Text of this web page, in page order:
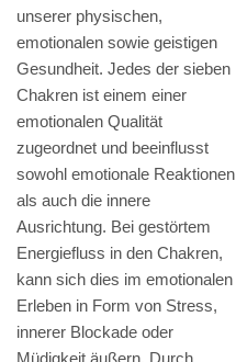
unserer physischen,
emotionalen sowie geistigen
Gesundheit. Jedes der sieben
Chakren ist einem einer
emotionalen Qualität
zugeordnet und beeinflusst
sowohl emotionale Reaktionen
als auch die innere
Ausrichtung. Bei gestörtem
Energiefluss in den Chakren,
kann sich dies im emotionalen
Erleben in Form von Stress,
innerer Blockade oder
Müdigkeit äußern. Durch